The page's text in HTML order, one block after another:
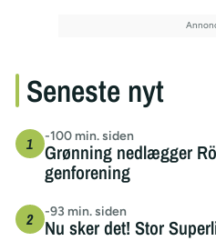
Seneste nyt
-100 min. siden
Grønning nedlægger
genforening
-93 min. siden
Nu sker det! Stor